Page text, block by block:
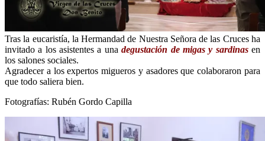
Tras la eucaristía, la Hermandad de Nuestra Señora de las Cruces ha
invitado a los asistentes a unadegustación de migas y sardinasen
los salones sociales.
Agradecer a los expertos migueros y asadores que colaboraron para
que todo saliera bien.
Fotografías: Rubén Gordo Capilla